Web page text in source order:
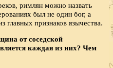
римлян можно назвать
был не один бог, а
главных признаков язычества.
от соседской
каждая из них? Чем